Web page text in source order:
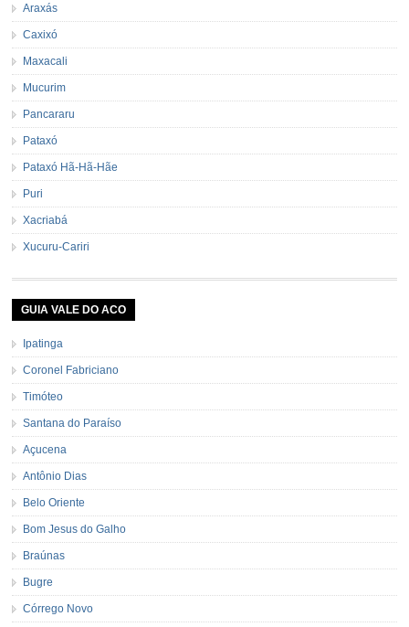
Araxás
Caxixó
Maxacali
Mucurim
Pancararu
Pataxó
Pataxó Hã-Hã-Hãe
Puri
Xacriabá
Xucuru-Cariri
GUIA VALE DO ACO
Ipatinga
Coronel Fabriciano
Timóteo
Santana do Paraíso
Açucena
Antônio Dias
Belo Oriente
Bom Jesus do Galho
Braúnas
Bugre
Córrego Novo